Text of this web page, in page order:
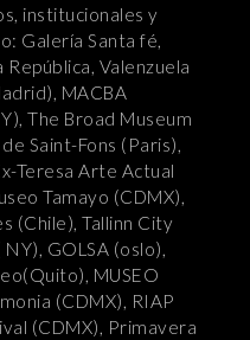
institucionales y
Galería Santa fé,
Valenzuela
MACBA
The Broad Museum
Saint-Fons (Paris),
Teresa Arte Actual
Tamayo (CDMX),
(Chile), Tallinn City
GOLSA (oslo),
MUSEO
(CDMX), RIAP
(CDMX), Primavera